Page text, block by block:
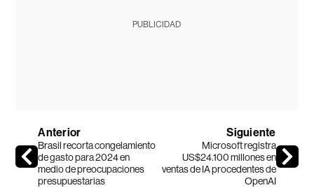
PUBLICIDAD
Anterior
Brasil recorta congelamiento
de gasto para 2024 en
medio de preocupaciones
presupuestarias
Siguiente
Microsoft registra
US$24.100 millones en
ventas de IA procedentes de
OpenAI